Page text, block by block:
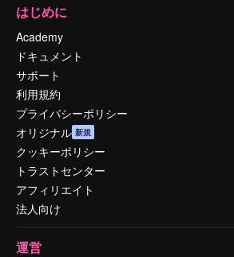
はじめに
Academy
ドキュメント
サポート
利用規約
プライバシーポリシー
オリジナル 新規
クッキーポリシー
トラストセンター
アフィリエイト
法人向け
運営